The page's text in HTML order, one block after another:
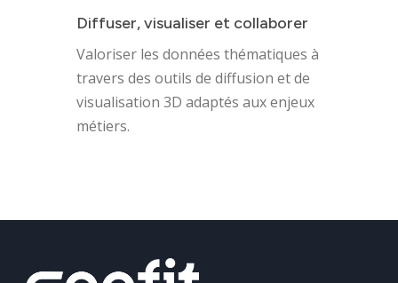
Diffuser, visualiser et collaborer
Valoriser les données thématiques à
travers des outils de diffusion et de
visualisation 3D adaptés aux enjeux
métiers.